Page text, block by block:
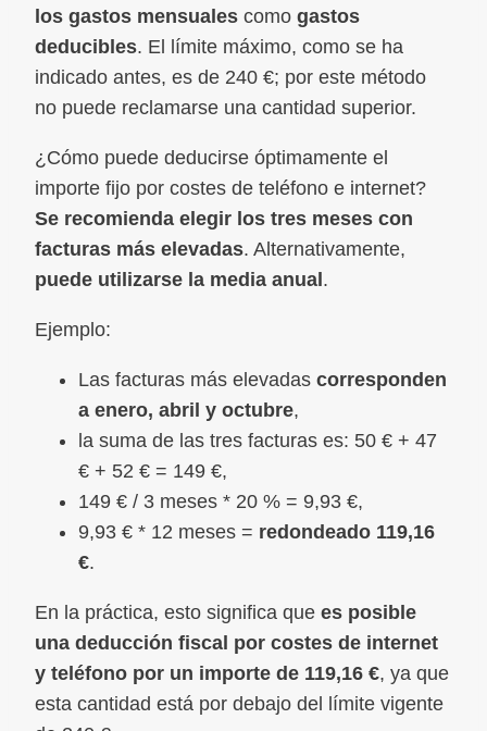
los gastos mensuales como gastos
deducibles. El límite máximo, como se ha
indicado antes, es de 240 €; por este método
no puede reclamarse una cantidad superior.
¿Cómo puede deducirse óptimamente el
importe fijo por costes de teléfono e internet?
Se recomienda elegir los tres meses con
facturas más elevadas. Alternativamente,
puede utilizarse la media anual .
Ejemplo:
Las facturas más elevadas corresponden
a enero, abril y octubre,
la suma de las tres facturas es: 50 € + 47
€ + 52 € = 149 €,
149 € / 3 meses * 20 % = 9,93 €,
9,93 € * 12 meses = redondeado 119,16
€.
En la práctica, esto significa que es posible
una deducción fiscal por costes de internet
y teléfono por un importe de 119,16 €, ya que
esta cantidad está por debajo del límite vigente